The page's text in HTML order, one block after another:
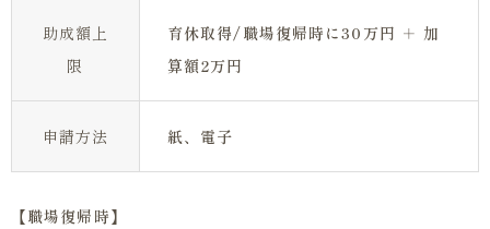
助成額上
限
育休取得/職場復帰時に30万円 ＋ 加
算額2万円
申請方法 紙、電子
【職場復帰時】